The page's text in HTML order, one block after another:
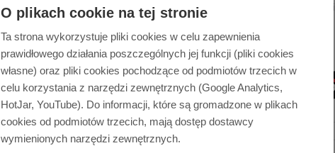
O plikach cookie na tej stronie
Ta strona wykorzystuje pliki cookies w celu zapewnienia
prawidłowego działania poszczególnych jej funkcji (pliki cookies
własne) oraz pliki cookies pochodzące od podmiotów trzecich w
celu korzystania z narzędzi zewnętrznych (Google Analytics,
HotJar, YouTube). Do informacji, które są gromadzone w plikach
cookies od podmiotów trzecich, mają dostęp dostawcy
wymienionych narzędzi zewnętrznych.
metody płatności
Bezpieczna
dostawa